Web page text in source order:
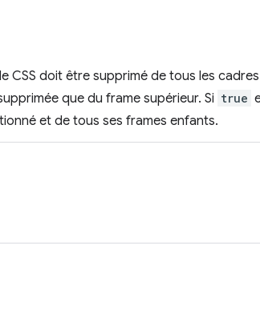
CSS doit être supprimé de tous les
que du frame supérieur. Si true
et de tous ses frames enfants.